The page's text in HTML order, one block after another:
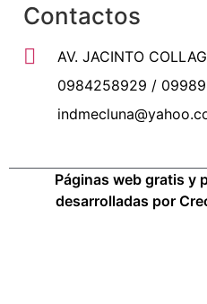
Contactos
AV. JACINTO
0984258929 /
Páginas web gratis y
desarrolladas por